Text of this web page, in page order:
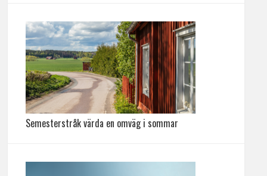
Semesterstråk värda en omväg i sommar